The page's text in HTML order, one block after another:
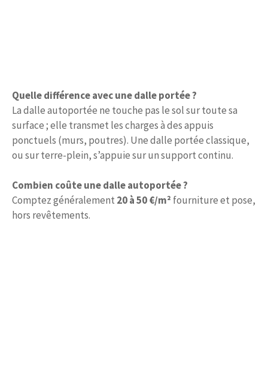
Quelle différence avec une dalle portée ?
La dalle autoportée ne touche pas le sol sur toute sa
surface ; elle transmet les charges à des appuis
ponctuels (murs, poutres). Une dalle portée classique,
ou sur terre-plein, s’appuie sur un support continu.
Combien coûte une dalle autoportée ?
Comptez généralement 20 à 50 €/m² fourniture et pose,
hors revêtements.